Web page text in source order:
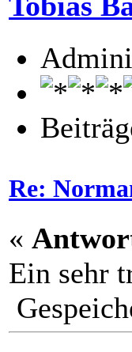
Re:
«
Ein sehr